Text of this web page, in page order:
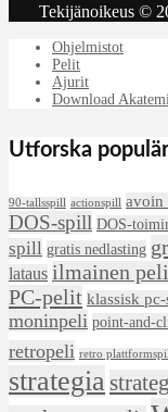
Tekijänoikeus ©
Ohjelmistot
Pelit
Ajurit
Download
Utforska
90-tallsspill actionspill avoin
DOS-spill DOS-
spill gratis nedlasting
lataus ilmainen peli
PC-pelit klassisk
moninpeli point-and-
retropeli retro
strategia